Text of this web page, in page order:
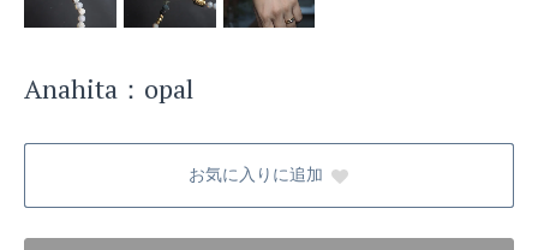
Anahita：opal
お気に入りに追加